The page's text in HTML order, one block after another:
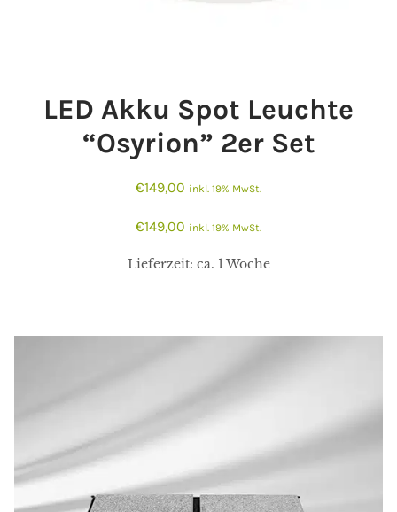
LED Akku Spot Leuchte
“Osyrion” 2er Set
€149,00 inkl. 19% MwSt.
€149,00 inkl. 19% MwSt.
Lieferzeit: ca. 1 Woche